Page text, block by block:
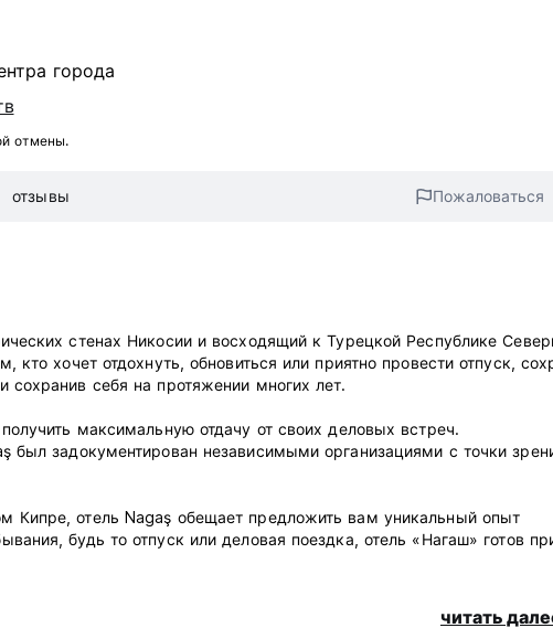
города
отмены.
отзывы Пожаловаться
стенах Никосии и восходящий к Турецкой Республике
кто хочет отдохнуть, обновиться или приятно провести отпуск,
сохранив себя на протяжении многих лет.
максимальную отдачу от своих деловых встреч.
был задокументирован независимыми организациями с точки
Кипре, отель Nagaş обещает предложить вам уникальный опыт
будь то отпуск или деловая поездка, отель «Нагаш» готов
читать